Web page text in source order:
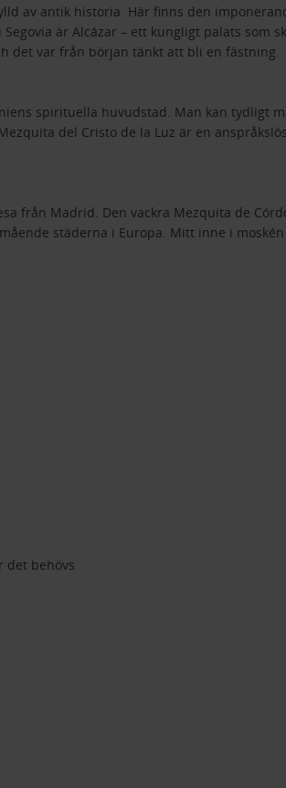
av antik historia. Här finns den
är Alcázar – ett kungligt palats som
det var från början tänkt att bli en fästning.
spirituella huvudstad. Man kan tydligt
del Cristo de la Luz är en
från Madrid. Den vackra Mezquita de
städerna i Europa. Mitt inne i
det behövs